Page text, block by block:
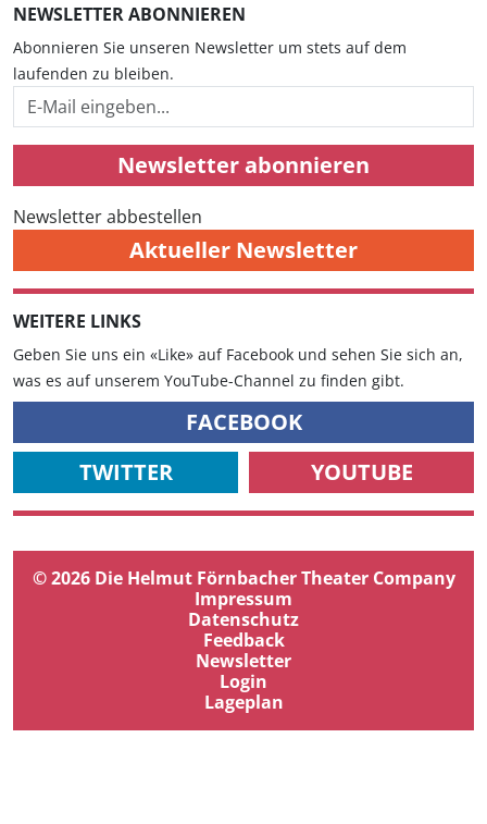
NEWSLETTER ABONNIEREN
Abonnieren Sie unseren Newsletter um stets auf dem
laufenden zu bleiben.
Newsletter abonnieren
Newsletter abbestellen
Aktueller Newsletter
WEITERE LINKS
Geben Sie uns ein «Like» auf Facebook und sehen Sie sich an,
was es auf unserem YouTube-Channel zu finden gibt.
FACEBOOK
TWITTER
YOUTUBE
© 2026 Die Helmut Förnbacher Theater Company
Impressum
Datenschutz
Feedback
Newsletter
Login
Lageplan